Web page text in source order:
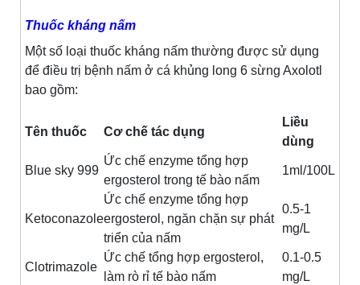
Thuốc kháng nấm
Một số loại thuốc kháng nấm thường được sử dụng
để điều trị bệnh nấm ở cá khủng long 6 sừng Axolotl
bao gồm:
Tên thuốc Cơ chế tác dụng
Liều
dùng
Blue sky 999
Ức chế enzyme tổng hợp
ergosterol trong tế bào nấm
1ml/100L
Ketoconazole
Ức chế enzyme tổng hợp
ergosterol, ngăn chặn sự phát
triển của nấm
0.5-1
mg/L
Clotrimazole
Ức chế tổng hợp ergosterol,
làm rò rỉ tế bào nấm
0.1-0.5
mg/L